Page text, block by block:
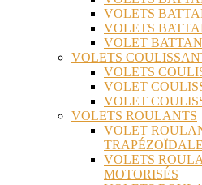
VOLETS
VOLETS
VOLET
VOLETS
VOLETS
VOLET
VOLET
VOLETS ROULANTS
VOLET
TRAPÉZOÏDALE
VOLETS
MOTORISÉS